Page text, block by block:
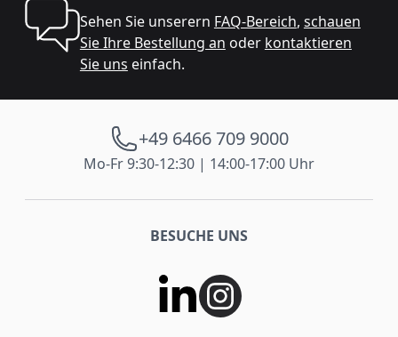
Sehen Sie unserern FAQ-Bereich, schauen
Sie Ihre Bestellung an oder kontaktieren
Sie uns einfach.
+49 6466 709 9000
Mo-Fr 9:30-12:30 | 14:00-17:00 Uhr
BESUCHE UNS